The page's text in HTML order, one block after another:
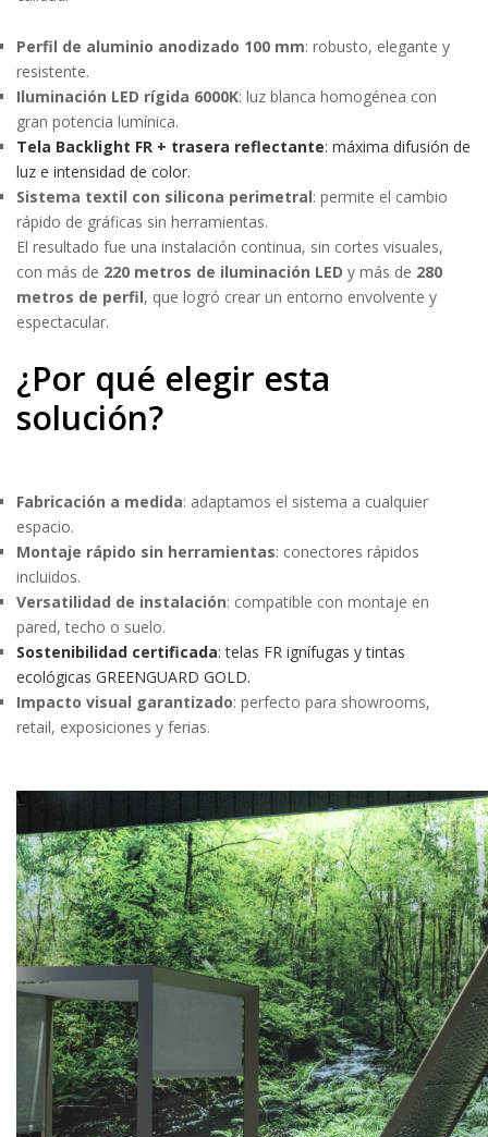
Perfil de aluminio anodizado 100 mm: robusto, elegante y
resistente.
Iluminación LED rígida 6000K: luz blanca homogénea con
gran potencia lumínica.
Tela Backlight FR + trasera reflectante: máxima difusión de
luz e intensidad de color.
Sistema textil con silicona perimetral: permite el cambio
rápido de gráficas sin herramientas.
El resultado fue una instalación continua, sin cortes visuales,
con más de 220 metros de iluminación LED y más de 280
metros de perfil, que logró crear un entorno envolvente y
espectacular.
¿Por qué elegir esta
solución?
Fabricación a medida: adaptamos el sistema a cualquier
espacio.
Montaje rápido sin herramientas: conectores rápidos
incluidos.
Versatilidad de instalación: compatible con montaje en
pared, techo o suelo.
Sostenibilidad certificada: telas FR ignífugas y tintas
ecológicas GREENGUARD GOLD.
Impacto visual garantizado: perfecto para showrooms,
retail, exposiciones y ferias.